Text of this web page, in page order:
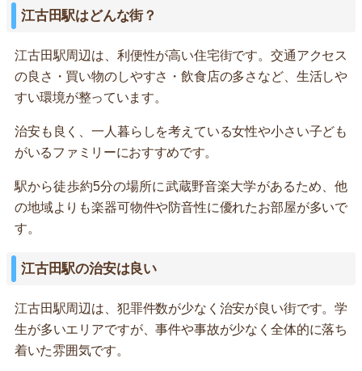
江古田駅はどんな街？
江古田駅周辺は、利便性が高い住宅街です。交通アクセス
の良さ・買い物のしやすさ・飲食店の多さなど、生活しや
すい環境が整っています。
治安も良く、一人暮らしを考えている女性や小さい子ども
がいるファミリーにおすすめです。
駅から徒歩約5分の場所に武蔵野音楽大学があるため、他
の地域よりも楽器可物件や防音性に優れたお部屋が多いで
す。
江古田駅の治安は良い
江古田駅周辺は、犯罪件数が少なく治安が良い街です。学
生が多いエリアですが、事件や事故が少なく全体的に落ち
着いた雰囲気です。